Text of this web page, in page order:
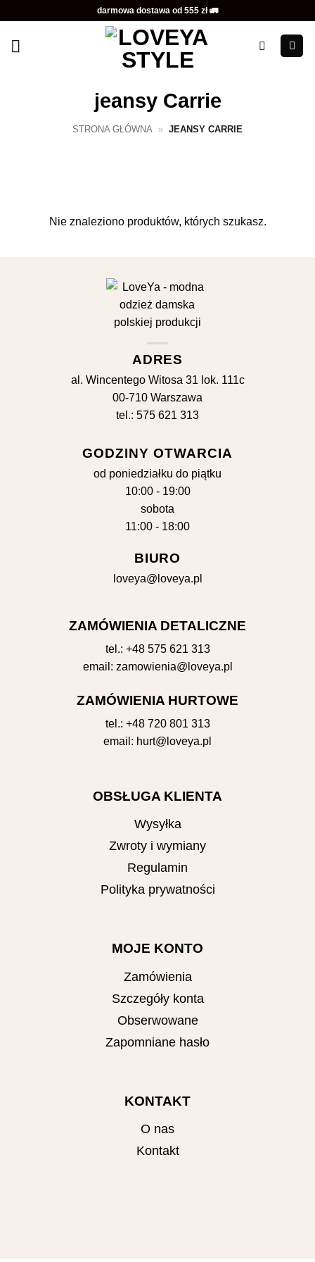
zawartości
darmowa dostawa od 555 zł 🚛
jeansy Carrie
STRONA GŁÓWNA » JEANSY CARRIE
Nie znaleziono produktów, których szukasz.
ADRES
al. Wincentego Witosa 31 lok. 111c
00-710 Warszawa
tel.: 575 621 313
GODZINY OTWARCIA
od poniedziałku do piątku
10:00 - 19:00
sobota
11:00 - 18:00
BIURO
loveya@loveya.pl
ZAMÓWIENIA DETALICZNE
tel.: +48 575 621 313
email: zamowienia@loveya.pl
ZAMÓWIENIA HURTOWE
tel.: +48 720 801 313
email: hurt@loveya.pl
OBSŁUGA KLIENTA
Wysyłka
Zwroty i wymiany
Regulamin
Polityka prywatności
MOJE KONTO
Zamówienia
Szczegóły konta
Obserwowane
Zapomniane hasło
KONTAKT
O nas
Kontakt